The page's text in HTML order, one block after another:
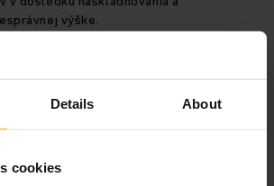
Details About
cookies
výške.
warehouseNAVIGATION a
rozhrania zo systému WMS
a vyskladnenie tovaru vodičovi stačí